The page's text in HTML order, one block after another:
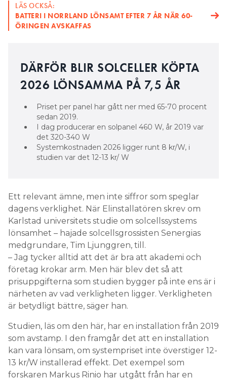
LÄS OCKSÅ:
BATTERI I NORRLAND LÖNSAMT EFTER 7 ÅR NÄR 60-
ÖRINGEN AVSKAFFAS
DÄRFÖR BLIR SOLCELLER KÖPTA
2026 LÖNSAMMA PÅ 7,5 ÅR
Priset per panel har gått ner med 65-70 procent
sedan 2019.
I dag producerar en solpanel 460 W, år 2019 var
det 320-340 W
Systemkostnaden 2026 ligger runt 8 kr/W, i
studien var det 12-13 kr/ W
Ett relevant ämne, men inte siffror som speglar
dagens verklighet. När Elinstallatören skrev om
Karlstad universitets studie om solcellssystems
lönsamhet – hajade solcellsgrossisten Senergias
medgrundare, Tim Ljunggren, till.
– Jag tycker alltid att det är bra att akademi och
företag krokar arm. Men här blev det så att
prisuppgifterna som studien bygger på inte ens är i
närheten av vad verkligheten ligger. Verkligheten
är betydligt bättre, säger han.
Studien, läs om den här, har en installation från 2019
som avstamp. I den framgår det att en installation
kan vara lönsam, om systempriset inte överstiger 12-
13 kr/W installerad effekt. Det exempel som
forskaren Markus Rinio har utgått från har en